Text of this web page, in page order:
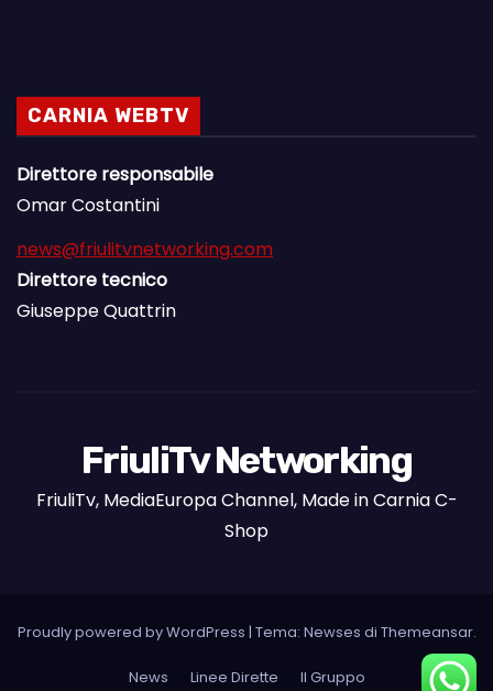
CARNIA WEBTV
Direttore responsabile
Omar Costantini
news@friulitvnetworking.com
Direttore tecnico
Giuseppe Quattrin
FriuliTv Networking
FriuliTv, MediaEuropa Channel, Made in Carnia C-
Shop
Proudly powered by WordPress | Tema: Newses di Themeansar.
News Linee Dirette Il Gruppo